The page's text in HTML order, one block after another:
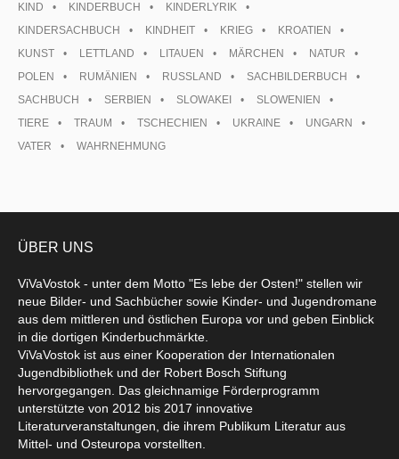
KIND
KINDERBUCH
KINDERLYRIK
KINDERSACHBUCH
KINDHEIT KRIEG
KROATIEN
KUNST
LETTLAND LITAUEN MÄRCHEN
NATUR
POLEN
RUMÄNIEN RUSSLAND
SACHBILDERBUCH
SACHBUCH
SERBIEN SLOWAKEI
SLOWENIEN
TIERE
TRAUM TSCHECHIEN UKRAINE
UNGARN
VATER
WAHRNEHMUNG
ÜBER UNS
ViVaVostok - unter dem Motto "Es lebe der Osten!" stellen wir
neue Bilder- und Sachbücher sowie Kinder- und Jugendromane
aus dem mittleren und östlichen Europa vor und geben Einblick
in die dortigen Kinderbuchmärkte.
ViVaVostok ist aus einer Kooperation der Internationalen
Jugendbibliothek und der Robert Bosch Stiftung
hervorgegangen. Das gleichnamige Förderprogramm
unterstützte von 2012 bis 2017 innovative
Literaturveranstaltungen, die ihrem Publikum Literatur aus
Mittel- und Osteuropa vorstellten.